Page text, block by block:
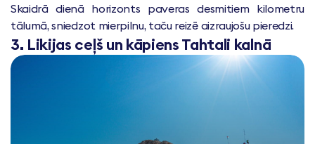
Skaidrā dienā horizonts paveras desmitiem kilometru
tālumā, sniedzot mierpilnu, taču reizē aizraujošu pieredzi.
3. Likijas ceļš un kāpiens Tahtali kalnā